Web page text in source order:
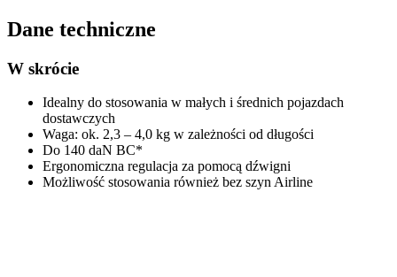
Dane techniczne
W skrócie
Idealny do stosowania w małych i średnich pojazdach
dostawczych
Waga: ok. 2,3 – 4,0 kg w zależności od długości
Do 140 daN BC*
Ergonomiczna regulacja za pomocą dźwigni
Możliwość stosowania również bez szyn Airline